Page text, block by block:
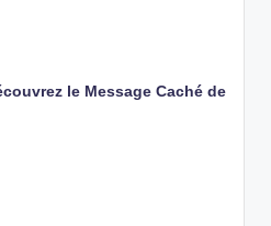
le Message Caché de